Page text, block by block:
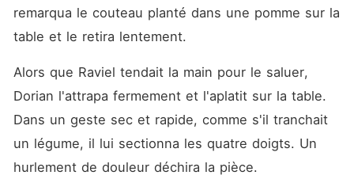
remarqua le couteau planté dans une pomme sur la
table et le retira lentement.
Alors que Raviel tendait la main pour le saluer,
Dorian l'attrapa fermement et l'aplatit sur la table.
Dans un geste sec et rapide, comme s'il tranchait
un légume, il lui sectionna les quatre doigts. Un
hurlement de douleur déchira la pièce.